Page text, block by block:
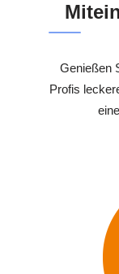
Genießen
Profis